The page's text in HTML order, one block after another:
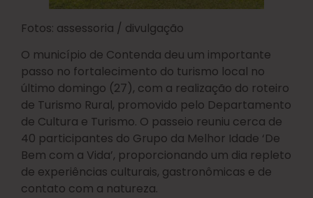
Fotos: assessoria / divulgação
O município de Contenda deu um importante
passo no fortalecimento do turismo local no
último domingo (27), com a realização do roteiro
de Turismo Rural, promovido pelo Departamento
de Cultura e Turismo. O passeio reuniu cerca de
40 participantes do Grupo da Melhor Idade ‘De
Bem com a Vida’, proporcionando um dia repleto
de experiências culturais, gastronômicas e de
contato com a natureza.